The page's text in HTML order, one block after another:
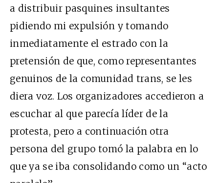
a distribuir pasquines insultantes
pidiendo mi expulsión y tomando
inmediatamente el estrado con la
pretensión de que, como representantes
genuinos de la comunidad trans, se les
diera voz. Los organizadores accedieron a
escuchar al que parecía líder de la
protesta, pero a continuación otra
persona del grupo tomó la palabra en lo
que ya se iba consolidando como un “acto